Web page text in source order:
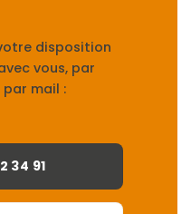
disposition
vous, par
mail :
34 91